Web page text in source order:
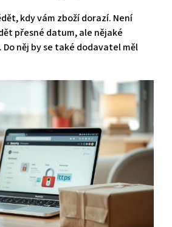
kdy vám zboží dorazí. Není
přesné datum, ale nějaké
něj by se také dodavatel měl